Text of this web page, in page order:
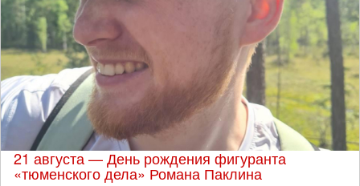
21 августа — День рождения фигуранта
«тюменского дела» Романа Паклина